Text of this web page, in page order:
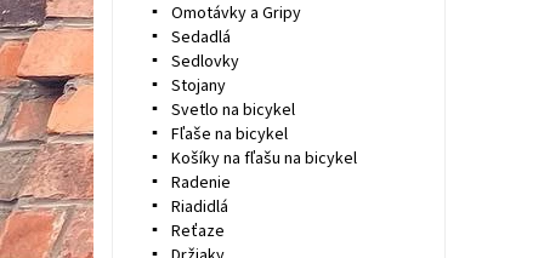
Omotávky a Gripy
Sedadlá
Sedlovky
Stojany
Svetlo na bicykel
Fľaše na bicykel
Košíky na fľašu na bicykel
Radenie
Riadidlá
Reťaze